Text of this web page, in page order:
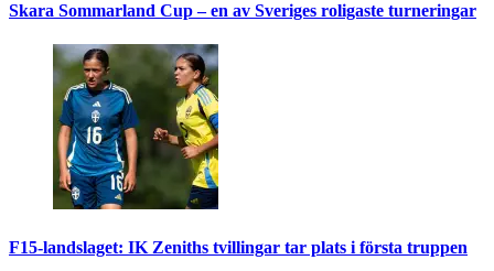
Skara Sommarland Cup – en av Sveriges roligaste turneringar
F15-landslaget: IK Zeniths tvillingar tar plats i första truppen